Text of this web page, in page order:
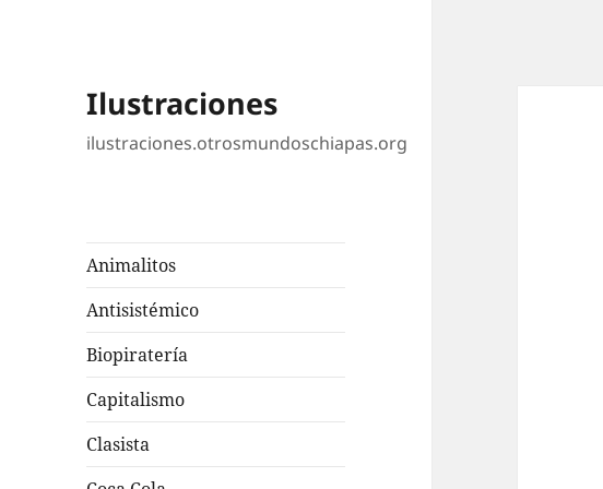
Ilustraciones
ilustraciones.otrosmundoschiapas.org
Animalitos
Antisistémico
Biopiratería
Capitalismo
Clasista